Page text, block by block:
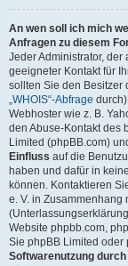
An wen soll ich mich
Anfragen zu diesem
Jeder Administrator, der
geeigneter Kontakt für
sollten Sie den Besitzer
„WHOIS“-Abfrage
Webhoster wie z. B.
den Abuse-Kontakt des
Limited (phpBB.com)
Einfluss auf die
haben und dafür in
können. Kontaktieren
e. V. in
Website phpbb.com,
Sie phpBB Limited oder
Softwarenutzung